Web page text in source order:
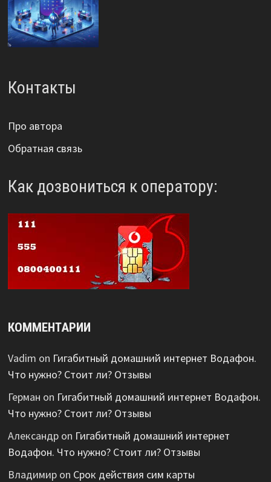
Контакты
Про автора
Обратная связь
Как дозвониться к оператору:
КОММЕНТАРИИ
Vadim on Гигабитный домашний интернет Водафон.
Что нужно? Стоит ли? Отзывы
Герман on Гигабитный домашний интернет Водафон.
Что нужно? Стоит ли? Отзывы
Александрon Гигабитный домашний интернет
Водафон. Что нужно? Стоит ли? Отзывы
Владимирon Срок действия сим карты